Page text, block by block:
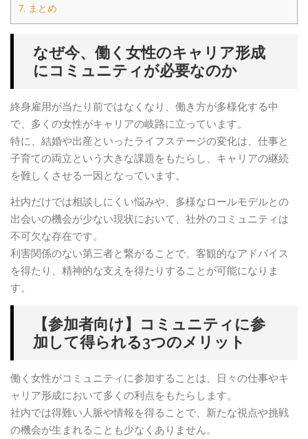
7. まとめ
なぜ今、働く女性のキャリア形成
にコミュニティが必要なのか
終身雇用が当たり前ではなくなり、働き方が多様化する中
で、多くの女性がキャリアの岐路に立っています。
特に、結婚や出産といったライフステージの変化は、仕事と
子育ての両立という大きな課題をもたらし、キャリアの継続
を難しくさせる一因となっています。
社内だけでは相談しにくい悩みや、多様なロールモデルとの
出会いの機会が少ない現状において、社外のコミュニティは
不可欠な存在です。
利害関係のない第三者と繋がることで、客観的なアドバイス
を得たり、精神的な支えを得たりすることが可能になりま
す。
【参加者向け】コミュニティに参
加して得られる3つのメリット
働く女性がコミュニティに参加することは、日々の仕事やキ
ャリア形成において多くの利点をもたらします。
社内では得難い人脈や情報を得ることで、新たな視点や挑戦
の機会が生まれることも少なくありません。